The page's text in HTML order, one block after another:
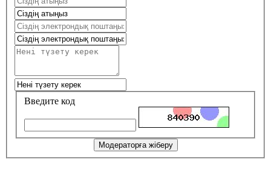
Введите код
Модераторға жіберу